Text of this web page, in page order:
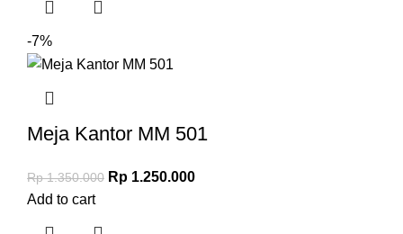
-7%
Meja Kantor MM 501
Rp1.350.000 Rp 1.250.000
Add to cart